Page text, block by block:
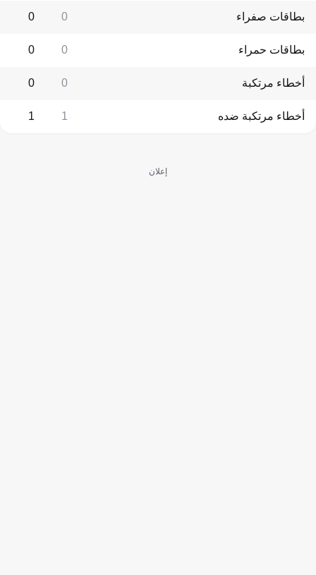
بطاقات صفراء 0
0
بطاقات حمراء 0
0
أخطاء مرتكبة 0
0
أخطاء مرتكبة ضده 1
1
إعلان